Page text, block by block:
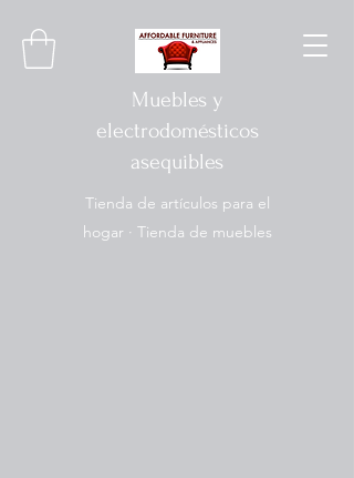
Muebles y
electrodomésticos
asequibles
Tienda de artículos para el
hogar · Tienda de muebles